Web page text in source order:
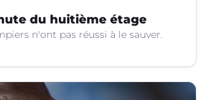
du huitième étage
n'ont pas réussi à le sauver.